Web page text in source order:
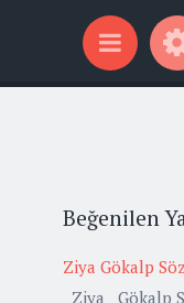
Beğenilen
Ziya Gökalp
Ziya Gökalp